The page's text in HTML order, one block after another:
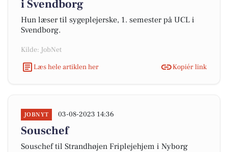
i Svendborg
Hun læser til sygeplejerske, 1. semester på UCL i
Svendborg.
Kilde: JobNet
Læs hele artiklen her
Kopiér link
JOBNYT 03-08-2023 14:36
Souschef
Souschef til Strandhøjen Friplejehjem i Nyborg